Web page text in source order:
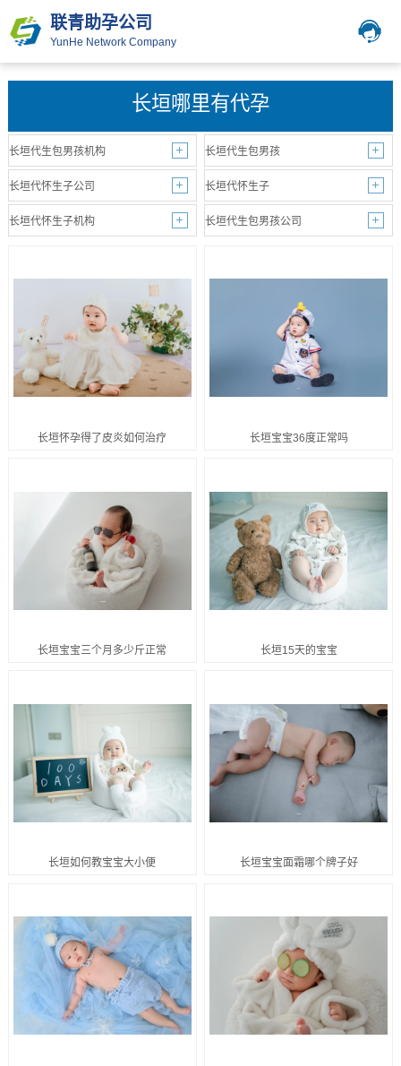
联青助孕公司
YunHe Network Company
长垣哪里有代孕
长垣代生包男孩机构 长垣代生包男孩
长垣代怀生子公司 长垣代怀生子
长垣代怀生子机构 长垣代生包男孩公司
长垣怀孕得了皮炎如何治疗 长垣宝宝36度正常吗
长垣宝宝三个月多少斤正常 长垣15天的宝宝
长垣如何教宝宝大小便 长垣宝宝面霜哪个牌子好